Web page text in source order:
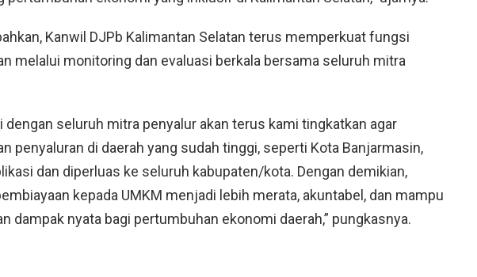
Kanwil DJPb Kalimantan Selatan terus memperkuat fungsi
melalui monitoring dan evaluasi berkala bersama seluruh mitra
dengan seluruh mitra penyalur akan terus kami tingkatkan agar
penyaluran di daerah yang sudah tinggi, seperti Kota Banjarmasin,
dan diperluas ke seluruh kabupaten/kota. Dengan demikian,
kepada UMKM menjadi lebih merata, akuntabel, dan mampu
dampak nyata bagi pertumbuhan ekonomi daerah,” pungkasnya.